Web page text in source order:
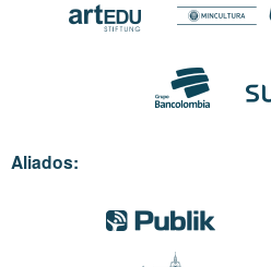
Aliados: